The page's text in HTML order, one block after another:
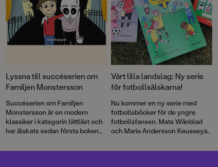
Lyssna till succéserien om
Familjen Monstersson
Succéserien om Familjen
Monstersson är en modern
klassiker i kategorin lättläst och
har älskats sedan första boken
om Ebba, Boris och de andra att
Vårt lilla landslag: Ny serie
för fotbollsälskarna!
Nu kommer en ny serie med
fotbollsböcker för de yngre
fotbollsfansen. Mats Wänblad
och Maria Andersson Keusseyan
landslag som är framtagen i